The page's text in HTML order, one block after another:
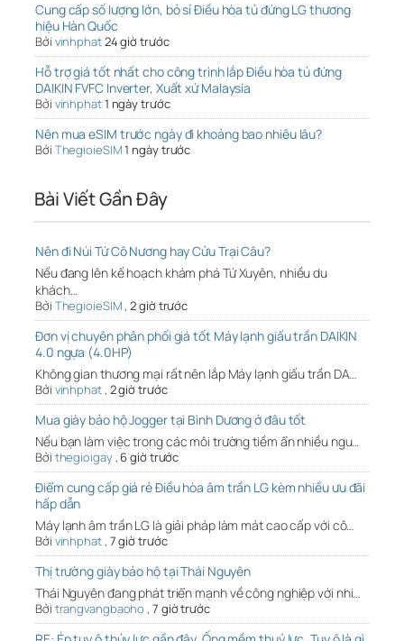
Cung cấp số lượng lớn, bỏ sỉ Điều hòa tủ đứng LG thương
hiệu Hàn Quốc
Bởi vinhphat24 giờ trước
Hỗ trợ giá tốt nhất cho công trình lắp Điều hòa tủ đứng
DAIKIN FVFC Inverter, Xuất xứ Malaysia
Bởi vinhphat1 ngày trước
Nên mua eSIM trước ngày đi khoảng bao nhiêu lâu?
Bởi ThegioieSIM1 ngày trước
Bài Viết Gần Đây
Nên đi Núi Tứ Cô Nương hay Cửu Trại Câu?
Nếu đang lên kế hoạch khám phá Tứ Xuyên, nhiều du
khách…
Bởi ThegioieSIM,2 giờ trước
Đơn vị chuyên phân phối giá tốt Máy lạnh giấu trần DAIKIN
4.0 ngựa (4.0HP)
Không gian thương mại rất nên lắp Máy lạnh giấu trần DA…
Bởi vinhphat, 2 giờ trước
Mua giày bảo hộ Jogger tại Bình Dương ở đâu tốt
Nếu bạn làm việc trong các môi trường tiềm ẩn nhiều ngu…
Bởi thegioigay, 6 giờ trước
Điểm cung cấp giá rẻ Điều hòa âm trần LG kèm nhiều ưu đãi
hấp dẫn
Máy lạnh âm trần LG là giải pháp làm mát cao cấp với cô…
Bởi vinhphat, 7 giờ trước
Thị trường giày bảo hộ tại Thái Nguyên
Thái Nguyên đang phát triển mạnh về công nghiệp với nhi…
Bởi trangvangbaoho , 7 giờ trước